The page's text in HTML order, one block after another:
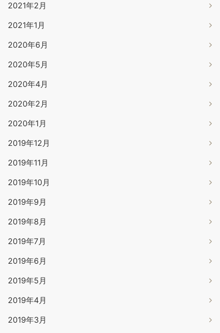
2021年2月
2021年1月
2020年6月
2020年5月
2020年4月
2020年2月
2020年1月
2019年12月
2019年11月
2019年10月
2019年9月
2019年8月
2019年7月
2019年6月
2019年5月
2019年4月
2019年3月